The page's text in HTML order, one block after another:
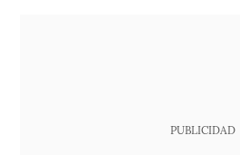
PUBLICIDAD